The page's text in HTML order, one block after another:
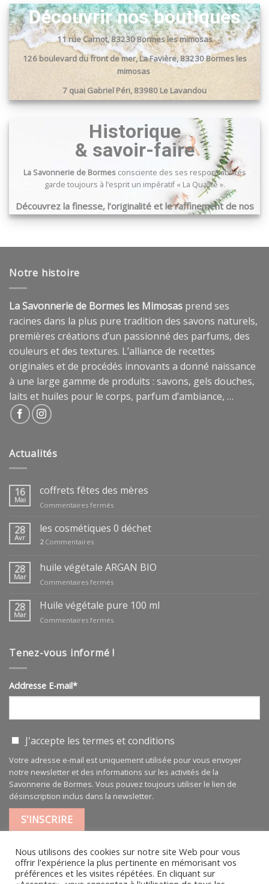
Les
options
peuvent
être
choisies
sur
page
du
Découvrir nos boutiques
11 rue Carnot, 83230 Bormes les mimosas
126 boulevard du front de mer, La Favière, 83230 Bormes les
mimosas
7 quai Gabriel Péri, 83980 Le Lavandou
Historique
& savoir-faire
La Savonnerie de Bormesconsciente des ses responsabilités
garde toujours à l’esprit un impératif « La Qualité ».
Découvrez la finesse, l’originalité et le raffinement de nos
produits …
Notre histoire
La Savonnerie de Bormes les Mimosas prend ses
racines dans la plus pure tradition des savons naturels,
premières créations d’un passionné des parfums, des
couleurs et des textures. L’alliance de recettes
originales et de procédés innovants a donné naissance
à une large gamme de produits : savons, gels douches,
laits et huiles pour le corps, parfum d’ambiance, …
Actualités
16
Mai
coffrets fêtes des mères
Commentaires ferméssur
fêtes
28
Avr
les cosmétiques 0 déchet
2Commentaires
28
Mar
huile végétale ARGAN BIO
Commentaires ferméssur
végétale
BIO
28
Mar
Huile végétale pure 100 ml
Commentaires ferméssur
pure
Tenez-vous informé !
Addresse E-mail*
J'accepte les termes et conditions
Votre adresse e-mail est uniquement utilisée pour vous envoyer
notre newsletter et des informations sur les activités de la
Savonnerie de Bormes. Vous pouvez toujours utiliser le lien de
désinscription inclus dans la newsletter.
Nous utilisons des cookies sur notre site Web pour vous
offrir l'expérience la plus pertinente en mémorisant vos
préférences et les visites répétées. En cliquant sur